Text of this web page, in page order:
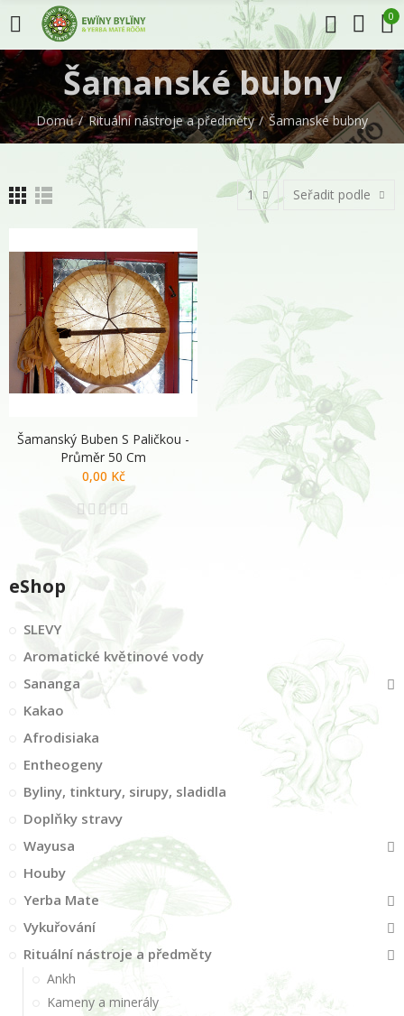
0
Šamanské bubny
Domů Rituální nástroje a předměty Šamanské bubny
1 Seřadit podle
Šamanský Buben S Paličkou -
Průměr 50 Cm
0,00 Kč
eShop
SLEVY
Aromatické květinové vody
Sananga
Kakao
Afrodisiaka
Entheogeny
Byliny, tinktury, sirupy, sladidla
Doplňky stravy
Wayusa
Houby
Yerba Mate
Vykuřování
Rituální nástroje a předměty
Ankh
Kameny a minerály